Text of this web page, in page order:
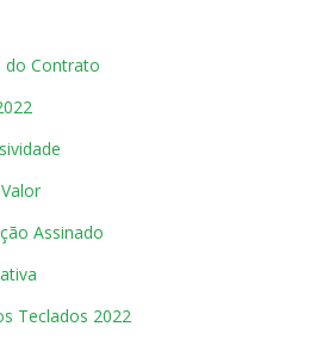
do Contrato
Assinado
Teclados 2022